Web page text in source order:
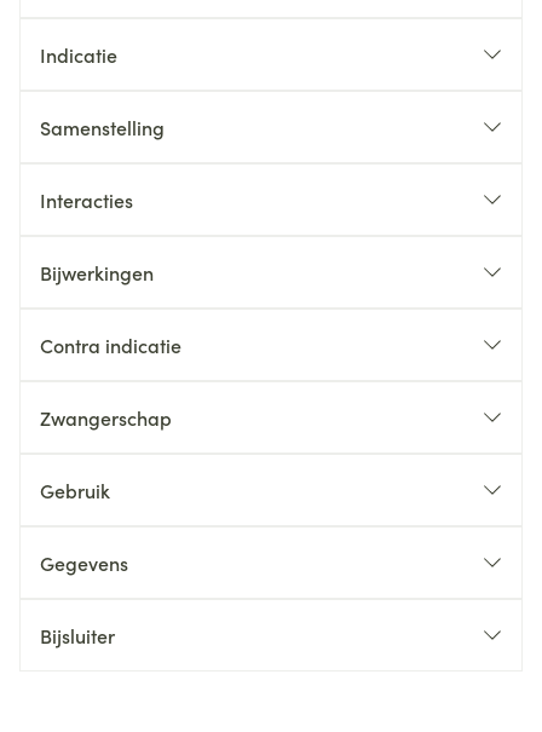
Indicatie
Samenstelling
Interacties
Bijwerkingen
Contra indicatie
Zwangerschap
Gebruik
Gegevens
Bijsluiter